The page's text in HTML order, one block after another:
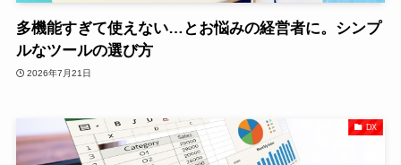
多機能すぎて使えない…とお悩みの経営者に。シンプ
ルなツールの選び方
2026年7月21日
DX